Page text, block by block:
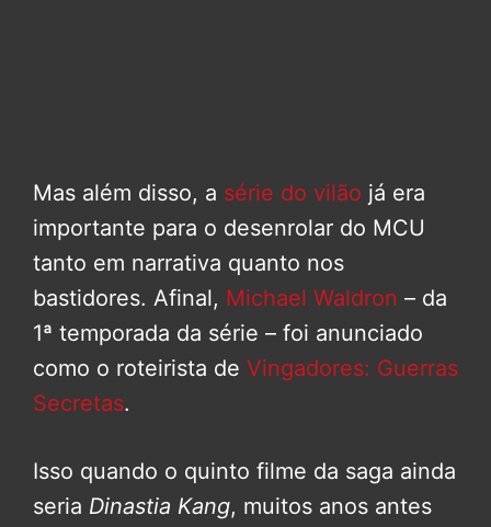
Mas além disso, a série do vilão já era
importante para o desenrolar do MCU
tanto em narrativa quanto nos
bastidores. Afinal, Michael Waldron – da
1ª temporada da série – foi anunciado
como o roteirista de Vingadores: Guerras
Secretas.
Isso quando o quinto filme da saga ainda
seria Dinastia Kang, muitos anos antes